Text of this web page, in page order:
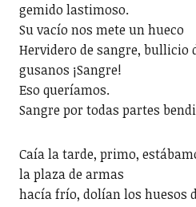
gemido lastimoso.
Su vacío nos mete un hueco
Hervidero de sangre, bullicio
gusanos ¡Sangre!
Eso queríamos.
Sangre por todas partes
Caía la tarde, primo,
la plaza de armas
hacía frío, dolían los huesos